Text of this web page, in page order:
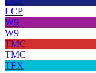
LCP
W9
W9
TMC
TMC
TFX